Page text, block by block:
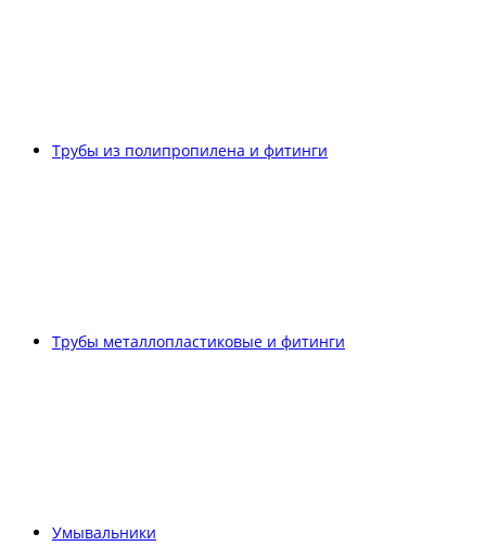
Трубы из полипропилена и фитинги
Трубы металлопластиковые и фитинги
Умывальники